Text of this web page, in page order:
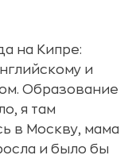
на Кипре:
и
Образование
я там
в Москву, мама
и было бы